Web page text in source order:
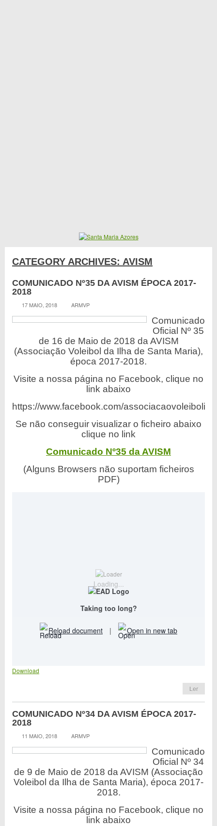
CATEGORY ARCHIVES: AVISM
COMUNICADO Nº35 DA AVISM ÉPOCA 2017-
2018
17 MAIO, 2018 ARMVP
Comunicado
Oficial Nº 35
de 16 de Maio de 2018 da AVISM
(Associação Voleibol da Ilha de Santa Maria),
época 2017-2018.
Visite a nossa página no Facebook, clique no
link abaixo
https://www.facebook.com/
Se não conseguir visualizar o ficheiro abaixo
clique no link
Comunicado Nº35 da AVISM
(Alguns Browsers não suportam ficheiros
PDF)
Loading...
Taking too long?
Reload document | Open in new tab
Download
Ler
COMUNICADO Nº34 DA AVISM ÉPOCA 2017-
2018
11 MAIO, 2018 ARMVP
Comunicado
Oficial Nº 34
de 9 de Maio de 2018 da AVISM (Associação
Voleibol da Ilha de Santa Maria), época 2017-
2018.
Visite a nossa página no Facebook, clique no
link abaixo